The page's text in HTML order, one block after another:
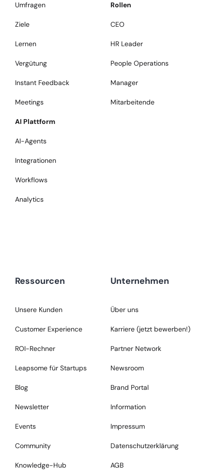
Umfragen
Ziele
Lernen
Vergütung
Instant Feedback
Meetings
AI Plattform
AI-Agents
Integrationen
Workflows
Analytics
Rollen
CEO
HR Leader
People Operations
Manager
Mitarbeitende
Ressourcen
Unsere Kunden
Customer Experience
ROI-Rechner
Leapsome für Startups
Blog
Newsletter
Events
Community
Knowledge-Hub
Unternehmen
Über uns
Karriere (jetzt bewerben!)
Partner Network
Newsroom
Brand Portal
Information
Impressum
Datenschutzerklärung
AGB